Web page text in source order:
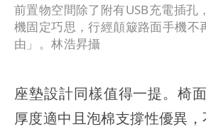
前置物空間除了附有USB充電插孔
機固定巧思，行經顛簸路面手機不
由」。林浩昇攝
座墊設計同樣值得一提。椅
厚度適中且泡棉支撐性優異